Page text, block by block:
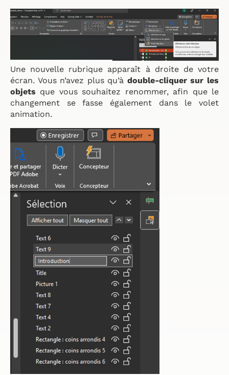
Une nouvelle rubrique apparaît à droite de votre
écran. Vous n’avez plus qu’à double-cliquer sur les
objets que vous souhaitez renommer, afin que le
changement se fasse également dans le volet
animation.